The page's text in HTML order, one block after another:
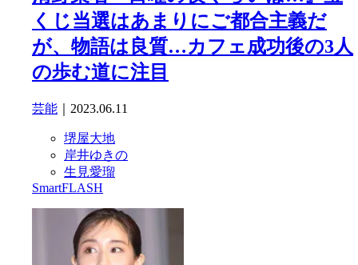
くじ当選はあまりにご都合主義だ
が、物語は良質…カフェ成功後の3人
の歩む道に注目
芸能 ｜2023.06.11
堺屋大地
岸井ゆきの
生見愛瑠
SmartFLASH